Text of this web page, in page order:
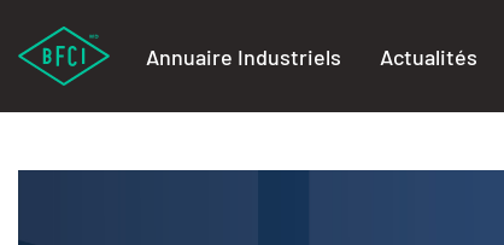
Annuaire Industriels Actualités